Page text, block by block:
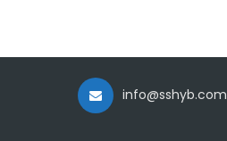
info@sshyb.com